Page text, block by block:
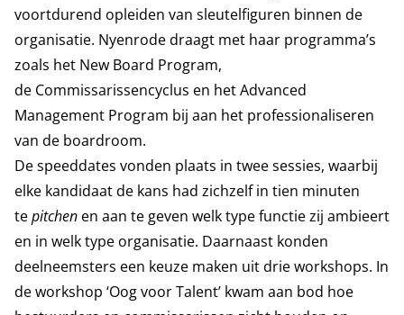
voortdurend opleiden van sleutelfiguren binnen de
organisatie. Nyenrode draagt met haar programma’s
zoals het New Board Program,
de Commissarissencyclus en hetAdvanced
Management Program bij aan het professionaliseren
van de boardroom.
De speeddates vonden plaats in twee sessies, waarbij
elke kandidaat de kans had zichzelf in tien minuten
tepitchen en aan te geven welk type functie zij ambieert
en in welk type organisatie. Daarnaast konden
deelneemsters een keuze maken uit drie workshops. In
de workshop ‘Oog voor Talent’ kwam aan bod hoe